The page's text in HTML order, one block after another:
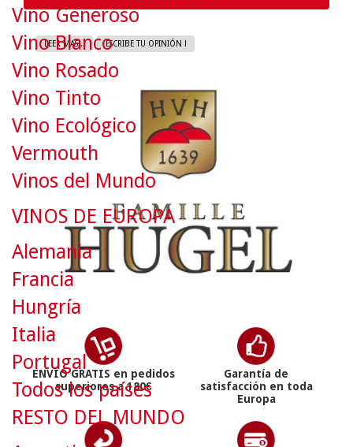
LEER MAS... ESCRIBE TU OPINIÓN !
ENVÍO GRATIS en pedidos
superiores a 180€
Garantía de
satisfacción en toda
Europa
Vino Generoso
Vino Blanco
Vino Rosado
Vino Tinto
Vino Ecológico
Vermouth
Vinos del Mundo
VINOS DE EUROPA
Alemania
Francia
Hungría
Italia
Portugal
Todos los países
RESTO DEL MUNDO